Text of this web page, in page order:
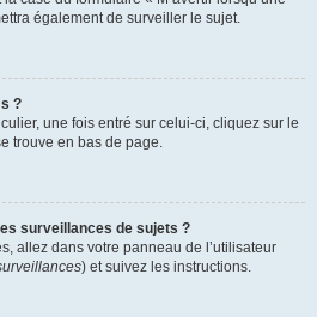
également de surveiller le sujet.
?
une fois entré sur celui-ci, cliquez sur le
trouve en bas de page.
surveillances de sujets ?
allez dans votre panneau de l’utilisateur
) et suivez les instructions.